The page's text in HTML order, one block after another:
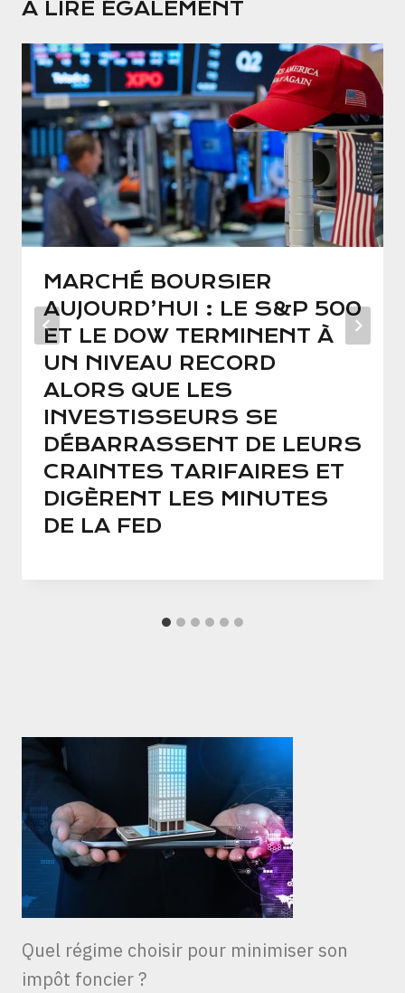
A LIRE ÉGALEMENT
MARCHÉ BOURSIER
AUJOURD’HUI : LE S&P 500
ET LE DOW TERMINENT À
UN NIVEAU RECORD
ALORS QUE LES
INVESTISSEURS SE
DÉBARRASSENT DE LEURS
CRAINTES TARIFAIRES ET
DIGÈRENT LES MINUTES
DE LA FED
Quel régime choisir pour minimiser son
impôt foncier ?